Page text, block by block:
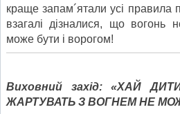
краще запам´ятали усі правила
взагалі дізналися, що вогонь
може бути і ворогом!
Виховний захід:«ХАЙ
ЖАРТУВАТЬ З ВОГНЕМ НЕ